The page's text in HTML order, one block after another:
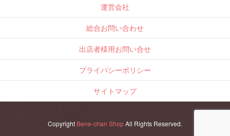
運営会社
総合お問い合わせ
出店者様用お問い合せ
プライバシーポリシー
サイトマップ
Copyright Bene-chan ShopAll Rights Reserved.